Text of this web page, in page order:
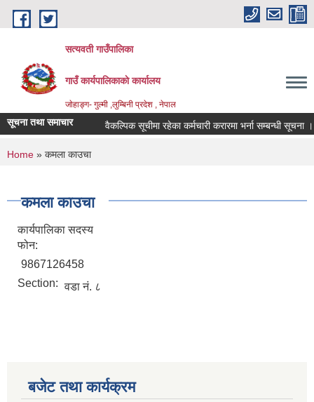
Skip to main content
सत्यवती गाउँपालिका
गाउँ कार्यपालिकाकाे कार्यालय
जाेहाङ्ग- गुल्मी ,लुम्बिनी प्रदेश , नेपाल
सूचना तथा समाचार वैकल्पिक सूचीमा रहेका कर्मचारी करारमा भर्ना सम्बन्धी सूचना ।
You are here
Home » कमला काउचा
कमला काउचा
कार्यपालिका सदस्य
फोन:
9867126458
Section: वडा नं. ८
बजेट तथा कार्यक्रम